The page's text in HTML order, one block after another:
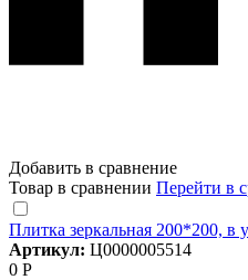
Добавить в сравнение
Товар в сравнении Перейти в
Плитка зеркальная 200*200, в
Артикул: Ц0000005514
0 Р